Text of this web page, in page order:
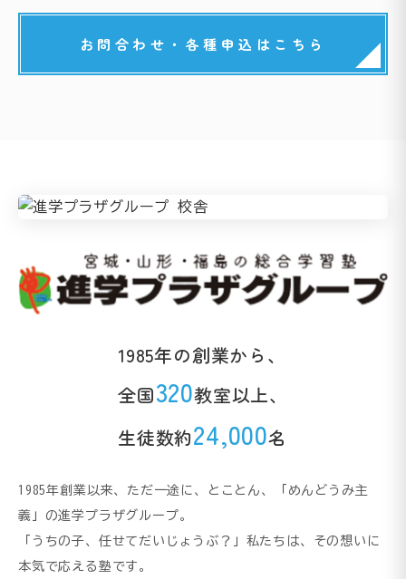
お問合わせ・各種申込はこちら
1985年の創業から、
全国320教室以上、
生徒数約24,000名
1985年創業以来、ただ一途に、とことん、「めんどうみ主
義」の進学プラザグループ。
「うちの子、任せてだいじょうぶ？」私たちは、その想いに
本気で応える塾です。